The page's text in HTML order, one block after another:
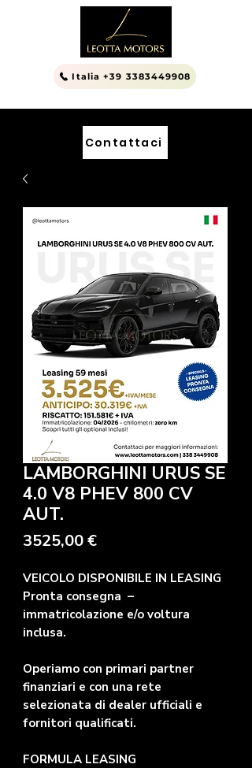
Italia +39 3383449908
Contattaci
LAMBORGHINI URUS SE
4.0 V8 PHEV 800 CV
AUT.
3525,00 €Prezzo
VEICOLO DISPONIBILE IN LEASING
Pronta consegna –
immatricolazione e/o voltura
inclusa.
Operiamo con primari partner
finanziari e con una rete
selezionata di dealer ufficiali e
fornitori qualificati.
FORMULA LEASING